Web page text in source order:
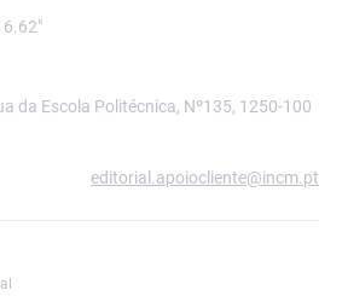
6.62"
da Escola Politécnica, Nº135, 1250-100
editorial.apoiocliente@incm.pt